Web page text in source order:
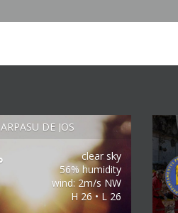
ARPASU DE JOS
clear sky
56% humidity
wind: 2m/s NW
H 26 • L 26